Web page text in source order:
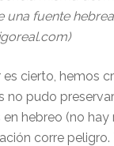
una fuente
es cierto, hemos
no pudo
hebreo (no hay
corre peligro.